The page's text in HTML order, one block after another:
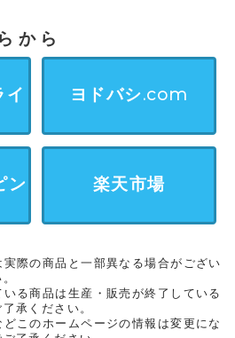
から
イ ヨドバシ.com
ン 楽天市場
際の商品と一部異なる場合がござい
る商品は生産・販売が終了している
承ください。
このホームページの情報は変更にな